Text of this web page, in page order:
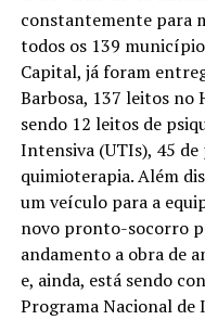
constantemente para
todos os 139
Capital, já foram
Barbosa, 137 leitos no
sendo 12 leitos de
Intensiva (UTIs), 45
quimioterapia. Além
um veículo para a
novo pronto-socorro
andamento a obra de
e, ainda, está sendo
Programa Nacional de